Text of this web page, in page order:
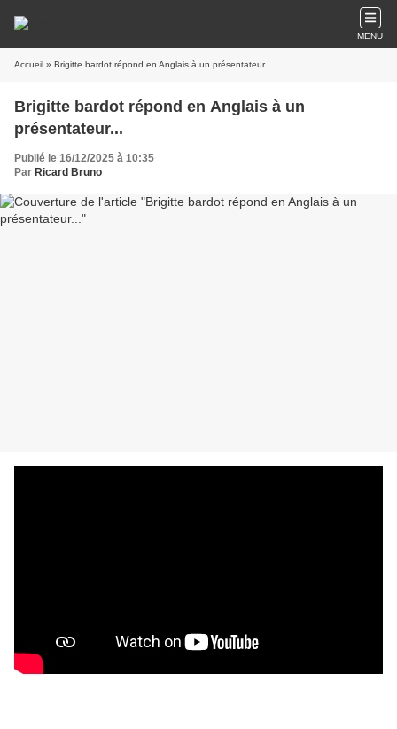
MENU
Accueil » Brigitte bardot répond en Anglais à un présentateur...
Brigitte bardot répond en Anglais à un
présentateur...
Publié le 16/12/2025 à 10:35
Par Ricard Bruno